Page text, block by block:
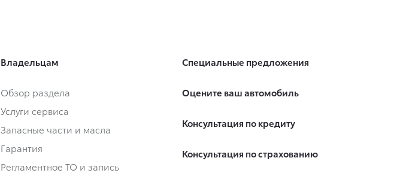
Владельцам
Обзор раздела
Услуги сервиса
Запасные части и масла
Гарантия
Регламентное ТО и запись
Специальные предложения
Оцените ваш автомобиль
Консультация по кредиту
Консультация по страхованию